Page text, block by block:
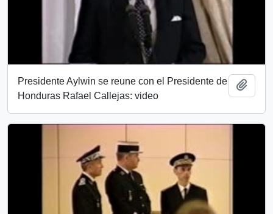
Presidente Aylwin se reune con el Presidente de
Honduras Rafael Callejas: video